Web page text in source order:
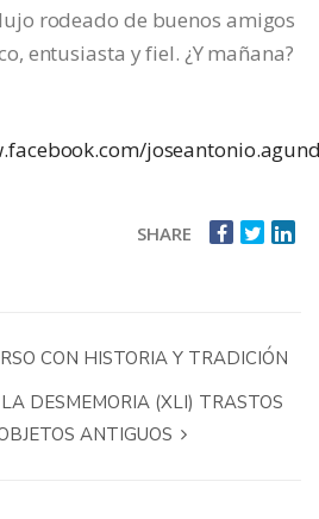
rodeado de buenos amigos
entusiasta y fiel. ¿Y mañana?
SHARE
CON HISTORIA Y TRADICIÓN
DESMEMORIA (XLI) TRASTOS
ANTIGUOS